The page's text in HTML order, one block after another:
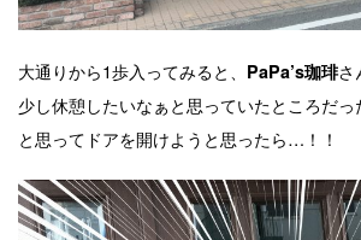
大通りから1歩入ってみると、 PaPa’s珈琲さ
少し休憩したいなぁと思っていたところだっ
と思ってドアを開けようと思ったら…！！